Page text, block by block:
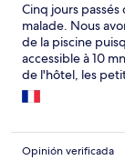
Cinq jours
malade. Nous
de la piscine
accessible à 10
de l'hôtel, les
agréables... Bref,
personnel a su
Opinión verificada